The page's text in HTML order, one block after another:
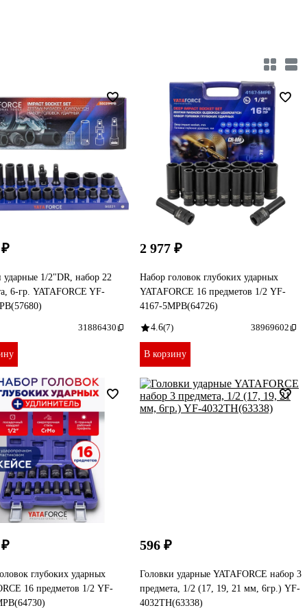
₽
ударные 1/2"DR, набор 22
6-гр. YATAFORCE YF-
31886430
2 977 ₽
Набор головок глубоких ударных
YATAFORCE 16 предметов 1/2 YF-
4167-5MPB(64726)
4.6(7) 38969602
В корзину
₽
глубоких ударных
16 предметов 1/2 YF-
596 ₽
Головки ударные YATAFORCE набор 3
предмета, 1/2 (17, 19, 21 мм, 6гр.) YF-
4032TH(63338)